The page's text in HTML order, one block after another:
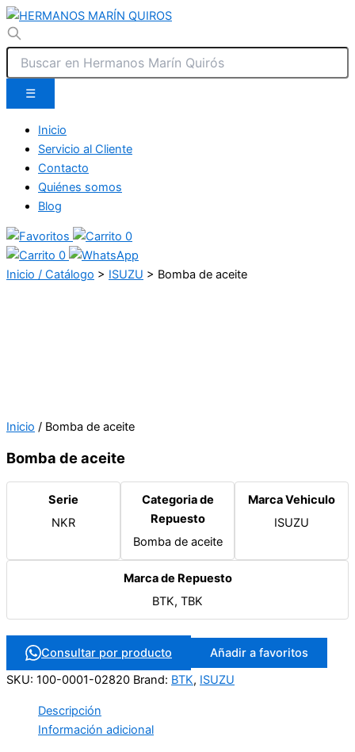
☰
Inicio
Servicio al Cliente
Contacto
Quiénes somos
Blog
0
0
Inicio / Catálogo > ISUZU > Bomba de aceite
Inicio / Bomba de aceite
Bomba de aceite
Serie
NKR
Categoria de
Repuesto
Bomba de aceite
Marca Vehiculo
ISUZU
Marca de Repuesto
BTK, TBK
Consultar por producto
Añadir a favoritos
SKU: 100-0001-02820 Brand: BTK, ISUZU
Descripción
Información adicional